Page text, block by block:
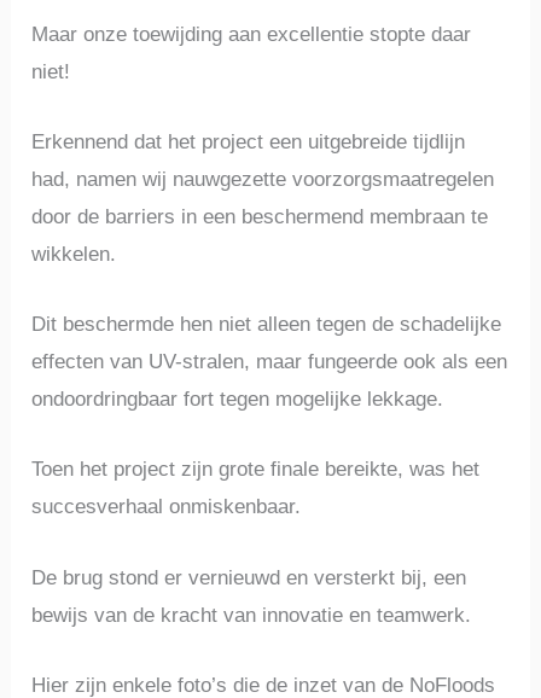
Maar onze toewijding aan excellentie stopte daar
niet!
Erkennend dat het project een uitgebreide tijdlijn
had, namen wij nauwgezette voorzorgsmaatregelen
door de barriers in een beschermend membraan te
wikkelen.
Dit beschermde hen niet alleen tegen de schadelijke
effecten van UV-stralen, maar fungeerde ook als een
ondoordringbaar fort tegen mogelijke lekkage.
Toen het project zijn grote finale bereikte, was het
succesverhaal onmiskenbaar.
De brug stond er vernieuwd en versterkt bij, een
bewijs van de kracht van innovatie en teamwerk.
Hier zijn enkele foto’s die de inzet van de NoFloods